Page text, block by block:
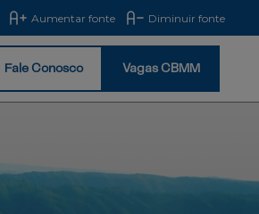
Aumentar fonte Diminuir fonte
Fale Conosco Vagas CBMM